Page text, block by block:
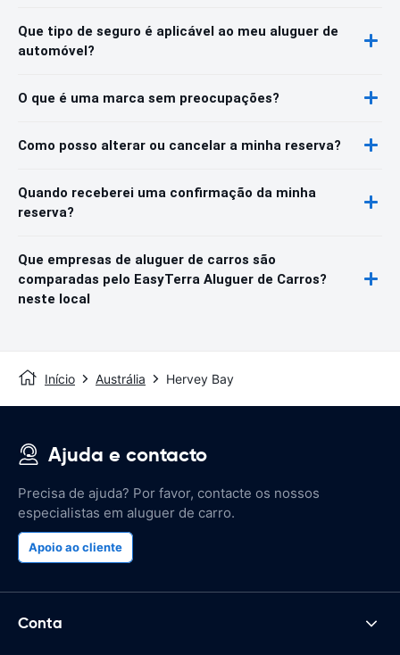
Que tipo de seguro é aplicável ao meu aluguer de
automóvel?
O que é uma marca sem preocupações?
Como posso alterar ou cancelar a minha reserva?
Quando receberei uma confirmação da minha
reserva?
Que empresas de aluguer de carros são
comparadas pelo EasyTerra Aluguer de Carros?
neste local
Início Austrália Hervey Bay
Ajuda e contacto
Precisa de ajuda? Por favor, contacte os nossos
especialistas em aluguer de carro.
Apoio ao cliente
Conta